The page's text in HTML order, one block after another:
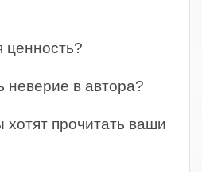
ценность?
неверие в автора?
прочитать ваши